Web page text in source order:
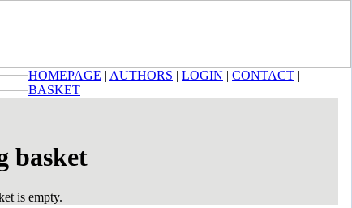
HOMEPAGE | AUTHORS | LOGIN | CONTACT |
BASKET
basket
is empty.